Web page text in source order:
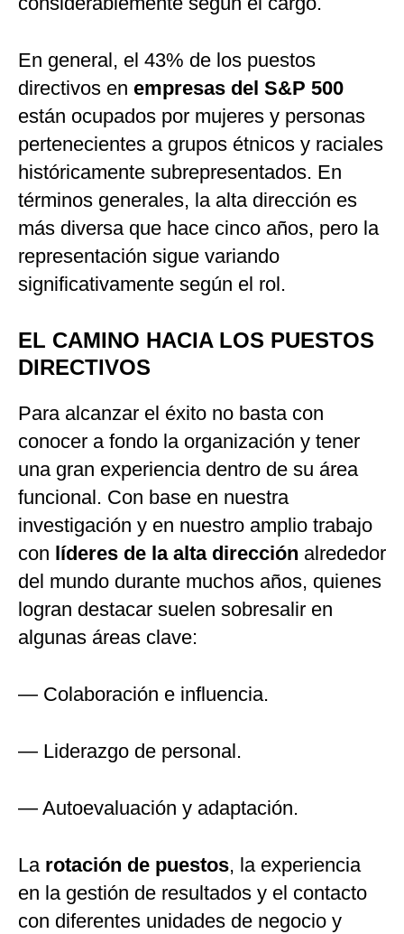
En general, el 43% de los puestos
directivos en empresas del S&P 500
están ocupados por mujeres y personas
pertenecientes a grupos étnicos y raciales
históricamente subrepresentados. En
términos generales, la alta dirección es
más diversa que hace cinco años, pero la
representación sigue variando
significativamente según el rol.
EL CAMINO HACIA LOS PUESTOS
DIRECTIVOS
Para alcanzar el éxito no basta con
conocer a fondo la organización y tener
una gran experiencia dentro de su área
funcional. Con base en nuestra
investigación y en nuestro amplio trabajo
con líderes de la alta dirección alrededor
del mundo durante muchos años, quienes
logran destacar suelen sobresalir en
algunas áreas clave:
— Colaboración e influencia.
— Liderazgo de personal.
— Autoevaluación y adaptación.
La rotación de puestos, la experiencia
en la gestión de resultados y el contacto
con diferentes unidades de negocio y